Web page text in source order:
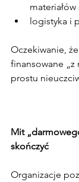
materiałów
logistyka i
Oczekiwanie,
finansowane
prostu
Mit
skończyć
Organizacje